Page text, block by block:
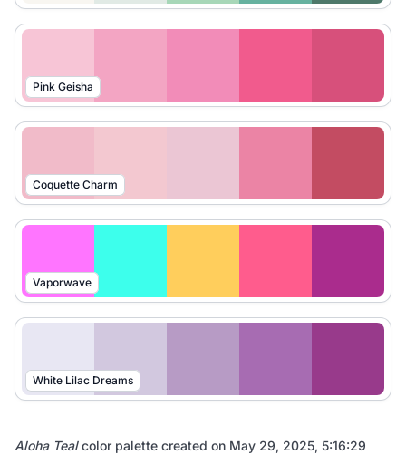
Pink Geisha
Coquette Charm
Vaporwave
White Lilac Dreams
Aloha Tealcolor palette created on May 29, 2025, 5:16:29